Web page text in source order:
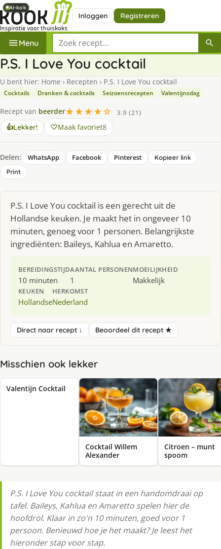
Inloggen Registreren
Menu Zoek een recept
P.S. I Love You cocktail
U bent hier: Home › Recepten › P.S. I Love You cocktail
Cocktails Dranken & cocktails Seizoensrecepten Valentijnsdag
Recept van beerder★★★★☆
3.9 (21)
👍Lekker! Maak favoriet8
Delen: WhatsApp Facebook Pinterest
Kopieer link
Print
P.S. I Love You cocktail is een gerecht uit de
Hollandse keuken. Je maakt het in ongeveer 10
minuten, genoeg voor 1 personen. Belangrijkste
ingrediënten: Baileys, Kahlua en Amaretto.
BEREIDINGSTIJD
10 minuten
AANTAL PERSONEN
1
MOEILIJKHEID
Makkelijk
KEUKEN
Hollandse
HERKOMST
Nederland
Direct naar recept ↓ Beoordeel dit recept ★
Misschien ook lekker
Valentijn Cocktail
AI-kok
Cocktail Willem
Alexander
AI-kok
Citroen – munt
spoom
AI-kok
P.S. I Love You cocktail staat in een handomdraai op
tafel. Baileys, Kahlua en Amaretto spelen hier de
hoofdrol. Klaar in zo'n 10 minuten, goed voor 1
persoon. Benieuwd hoe je het maakt? Je leest het
hieronder stap voor stap.